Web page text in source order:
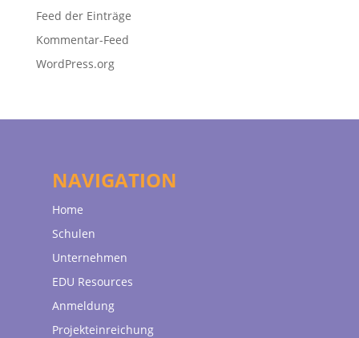
Feed der Einträge
Kommentar-Feed
WordPress.org
NAVIGATION
Home
Schulen
Unternehmen
EDU Resources
Anmeldung
Projekteinreichung